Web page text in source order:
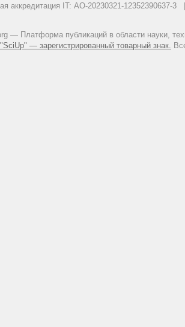
аккредитация IT: АО-20230321-
— Платформа публикаций в области науки,
"SciUp" — зарегистрированный товарный знак.